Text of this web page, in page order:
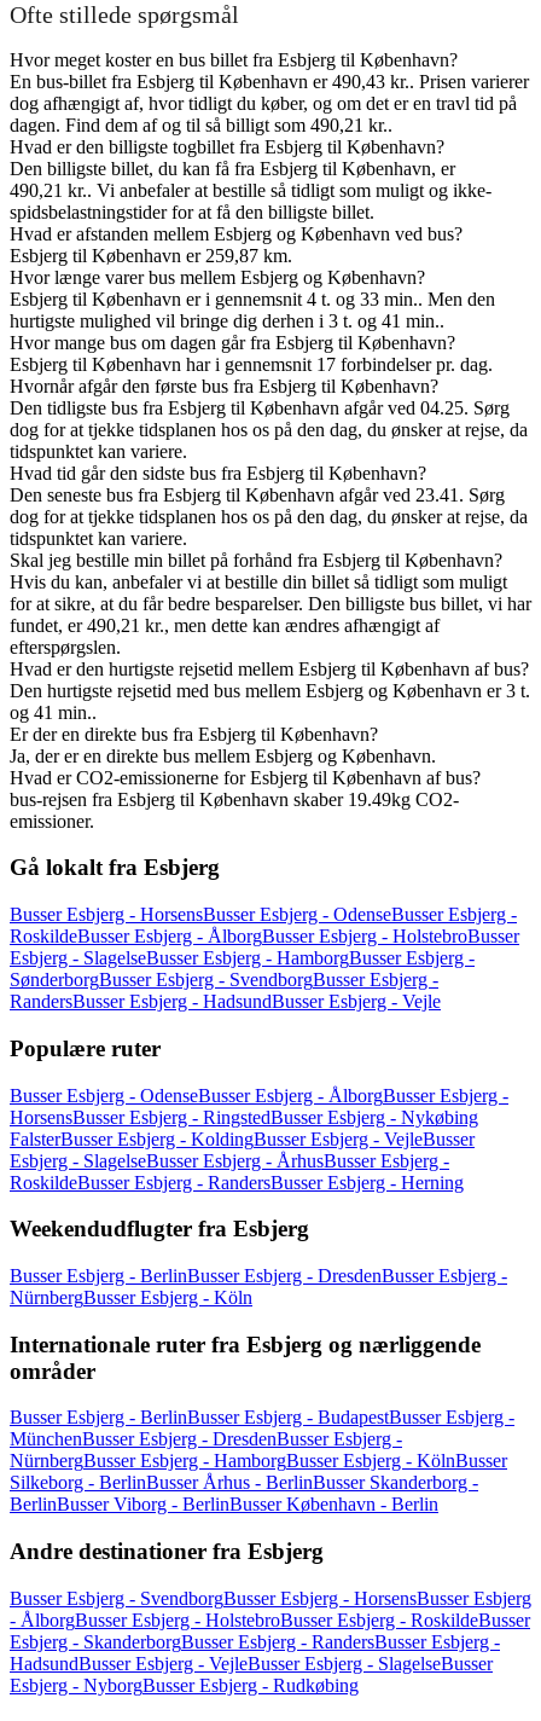
Ofte stillede spørgsmål
Hvor meget koster en bus billet fra Esbjerg til København?
En bus-billet fra Esbjerg til København er 490,43 kr.. Prisen varierer
dog afhængigt af, hvor tidligt du køber, og om det er en travl tid på
dagen. Find dem af og til så billigt som 490,21 kr..
Hvad er den billigste togbillet fra Esbjerg til København?
Den billigste billet, du kan få fra Esbjerg til København, er
490,21 kr.. Vi anbefaler at bestille så tidligt som muligt og ikke-
spidsbelastningstider for at få den billigste billet.
Hvad er afstanden mellem Esbjerg og København ved bus?
Esbjerg til København er 259,87 km.
Hvor længe varer bus mellem Esbjerg og København?
Esbjerg til København er i gennemsnit 4 t. og 33 min.. Men den
hurtigste mulighed vil bringe dig derhen i 3 t. og 41 min..
Hvor mange bus om dagen går fra Esbjerg til København?
Esbjerg til København har i gennemsnit 17 forbindelser pr. dag.
Hvornår afgår den første bus fra Esbjerg til København?
Den tidligste bus fra Esbjerg til København afgår ved 04.25. Sørg
dog for at tjekke tidsplanen hos os på den dag, du ønsker at rejse, da
tidspunktet kan variere.
Hvad tid går den sidste bus fra Esbjerg til København?
Den seneste bus fra Esbjerg til København afgår ved 23.41. Sørg
dog for at tjekke tidsplanen hos os på den dag, du ønsker at rejse, da
tidspunktet kan variere.
Skal jeg bestille min billet på forhånd fra Esbjerg til København?
Hvis du kan, anbefaler vi at bestille din billet så tidligt som muligt
for at sikre, at du får bedre besparelser. Den billigste bus billet, vi har
fundet, er 490,21 kr., men dette kan ændres afhængigt af
efterspørgslen.
Hvad er den hurtigste rejsetid mellem Esbjerg til København af bus?
Den hurtigste rejsetid med bus mellem Esbjerg og København er 3 t.
og 41 min..
Er der en direkte bus fra Esbjerg til København?
Ja, der er en direkte bus mellem Esbjerg og København.
Hvad er CO2-emissionerne for Esbjerg til København af bus?
bus-rejsen fra Esbjerg til København skaber 19.49kg CO2-
emissioner.
Gå lokalt fra Esbjerg
Busser Esbjerg - HorsensBusser Esbjerg - OdenseBusser Esbjerg -
RoskildeBusser Esbjerg - ÅlborgBusser Esbjerg - HolstebroBusser
Esbjerg - SlagelseBusser Esbjerg - HamborgBusser Esbjerg -
SønderborgBusser Esbjerg - SvendborgBusser Esbjerg -
RandersBusser Esbjerg - HadsundBusser Esbjerg - Vejle
Populære ruter
Busser Esbjerg - OdenseBusser Esbjerg - ÅlborgBusser Esbjerg -
HorsensBusser Esbjerg - RingstedBusser Esbjerg - Nykøbing
FalsterBusser Esbjerg - KoldingBusser Esbjerg - VejleBusser
Esbjerg - SlagelseBusser Esbjerg - ÅrhusBusser Esbjerg -
RoskildeBusser Esbjerg - RandersBusser Esbjerg - Herning
Weekendudflugter fra Esbjerg
Busser Esbjerg - BerlinBusser Esbjerg - DresdenBusser Esbjerg -
NürnbergBusser Esbjerg - Köln
Internationale ruter fra Esbjerg og nærliggende
områder
Busser Esbjerg - BerlinBusser Esbjerg - BudapestBusser Esbjerg -
MünchenBusser Esbjerg - DresdenBusser Esbjerg -
NürnbergBusser Esbjerg - HamborgBusser Esbjerg - KölnBusser
Silkeborg - BerlinBusser Århus - BerlinBusser Skanderborg -
BerlinBusser Viborg - BerlinBusser København - Berlin
Andre destinationer fra Esbjerg
Busser Esbjerg - SvendborgBusser Esbjerg - HorsensBusser Esbjerg
- ÅlborgBusser Esbjerg - HolstebroBusser Esbjerg - RoskildeBusser
Esbjerg - SkanderborgBusser Esbjerg - RandersBusser Esbjerg -
HadsundBusser Esbjerg - VejleBusser Esbjerg - SlagelseBusser
Esbjerg - NyborgBusser Esbjerg - Rudkøbing